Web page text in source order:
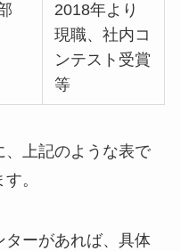
2018年より
現職、社内コ
ンテスト受賞
等
、上記のような表で
。
ターがあれば、具体